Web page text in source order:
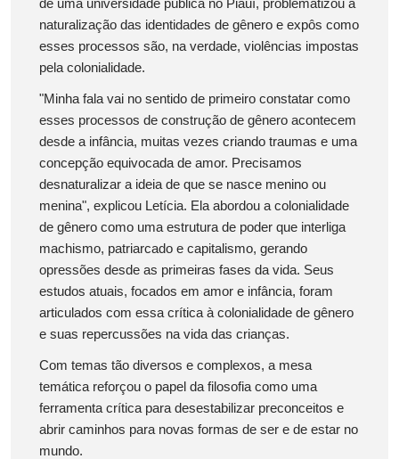
de uma universidade pública no Piauí, problematizou a
naturalização das identidades de gênero e expôs como
esses processos são, na verdade, violências impostas
pela colonialidade.
"Minha fala vai no sentido de primeiro constatar como
esses processos de construção de gênero acontecem
desde a infância, muitas vezes criando traumas e uma
concepção equivocada de amor. Precisamos
desnaturalizar a ideia de que se nasce menino ou
menina", explicou Letícia. Ela abordou a colonialidade
de gênero como uma estrutura de poder que interliga
machismo, patriarcado e capitalismo, gerando
opressões desde as primeiras fases da vida. Seus
estudos atuais, focados em amor e infância, foram
articulados com essa crítica à colonialidade de gênero
e suas repercussões na vida das crianças.
Com temas tão diversos e complexos, a mesa
temática reforçou o papel da filosofia como uma
ferramenta crítica para desestabilizar preconceitos e
abrir caminhos para novas formas de ser e de estar no
mundo.